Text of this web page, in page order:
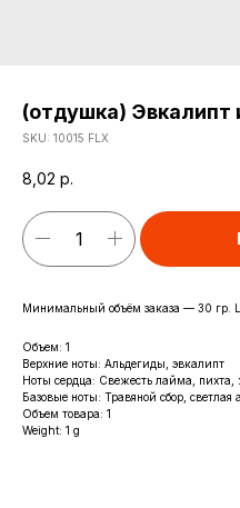
(отдушка) Эвкалипт
SKU: 10015 FLX
8,02 р.
Минимальный объём заказа — 30 гр.
Объем: 1
Верхние ноты: Альдегиды, эвкалипт
Ноты сердца: Свежесть лайма,
Базовые ноты: Травяной сбор,
Объем товара: 1
Weight: 1 g